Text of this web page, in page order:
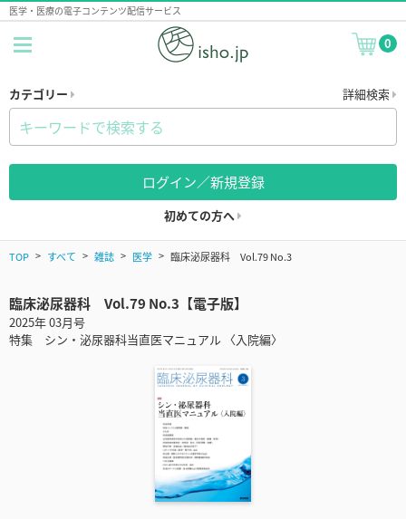
医学・医療の電子コンテンツ配信サービス
0
カテゴリー 詳細検索
ログイン／新規登録
初めての方へ
TOP すべて 雑誌 医学 臨床泌尿器科 Vol.79 No.3
臨床泌尿器科 Vol.79 No.3【電子版】
2025年 03月号
特集 シン・泌尿器科当直医マニュアル 〈入院編〉